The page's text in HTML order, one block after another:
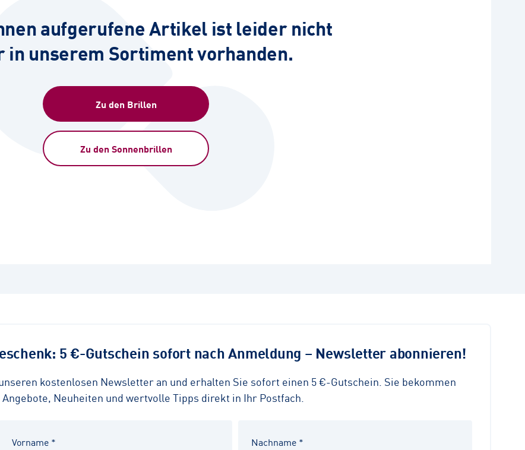
aufgerufene Artikel ist leider nicht
in unserem Sortiment vorhanden.
Zu den Brillen
Zu den Sonnenbrillen
5 €-Gutschein sofort nach Anmeldung – Newsletter abonnieren!
kostenlosen Newsletter an und erhalten Sie sofort einen 5 €-Gutschein. Sie bekommen
Neuheiten und wertvolle Tipps direkt in Ihr Postfach.